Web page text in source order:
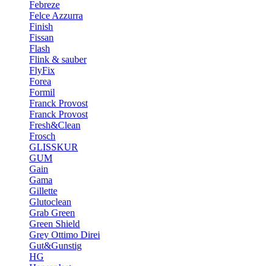
Febreze
Felce Azzurra
Finish
Fissan
Flash
Flink & sauber
FlyFix
Forea
Formil
Franck Provost
Franck Provost
Fresh&Clean
Frosch
GLISSKUR
GUM
Gain
Gama
Gillette
Glutoclean
Grab Green
Green Shield
Grey Ottimo Direi
Gut&Gunstig
HG